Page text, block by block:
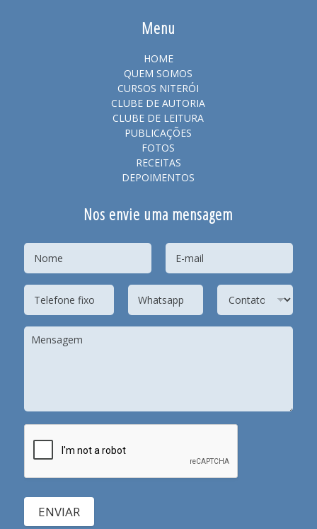
Menu
HOME
QUEM SOMOS
CURSOS NITERÓI
CLUBE DE AUTORIA
CLUBE DE LEITURA
PUBLICAÇÕES
FOTOS
RECEITAS
DEPOIMENTOS
Nos envie uma mensagem
ENVIAR